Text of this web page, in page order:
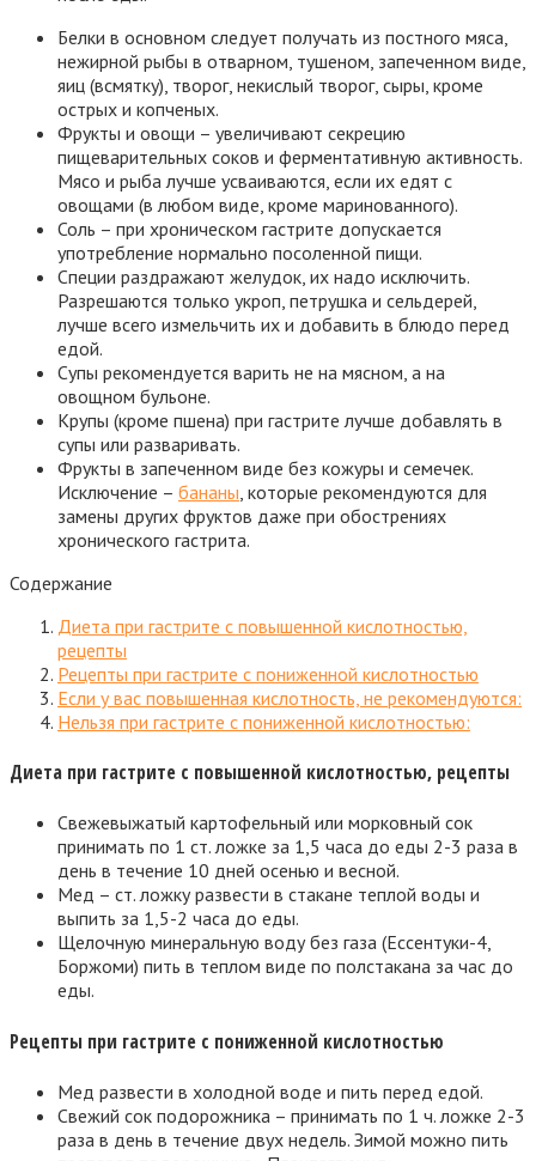
Белки в основном следует получать из постного мяса,
нежирной рыбы в отварном, тушеном, запеченном виде,
яиц (всмятку), творог, некислый творог, сыры, кроме
острых и копченых.
Фрукты и овощи – увеличивают секрецию
пищеварительных соков и ферментативную активность.
Мясо и рыба лучше усваиваются, если их едят с
овощами (в любом виде, кроме маринованного).
Соль – при хроническом гастрите допускается
употребление нормально посоленной пищи.
Специи раздражают желудок, их надо исключить.
Разрешаются только укроп, петрушка и сельдерей,
лучше всего измельчить их и добавить в блюдо перед
едой.
Супы рекомендуется варить не на мясном, а на
овощном бульоне.
Крупы (кроме пшена) при гастрите лучше добавлять в
супы или разваривать.
Фрукты в запеченном виде без кожуры и семечек.
Исключение – бананы , которые рекомендуются для
замены других фруктов даже при обострениях
хронического гастрита.
Содержание
Диета при гастрите с повышенной кислотностью,
рецепты
Рецепты при гастрите с пониженной кислотностью
Если у вас повышенная кислотность, не рекомендуются:
Нельзя при гастрите с пониженной кислотностью:
Диета при гастрите с повышенной кислотностью, рецепты
Свежевыжатый картофельный или морковный сок
принимать по 1 ст. ложке за 1,5 часа до еды 2-3 раза в
день в течение 10 дней осенью и весной.
Мед – ст. ложку развести в стакане теплой воды и
выпить за 1,5-2 часа до еды.
Щелочную минеральную воду без газа (Ессентуки-4,
Боржоми) пить в теплом виде по полстакана за час до
еды.
Рецепты при гастрите с пониженной кислотностью
Мед развести в холодной воде и пить перед едой.
Свежий сок подорожника – принимать по 1 ч. ложке 2-3
раза в день в течение двух недель. Зимой можно пить